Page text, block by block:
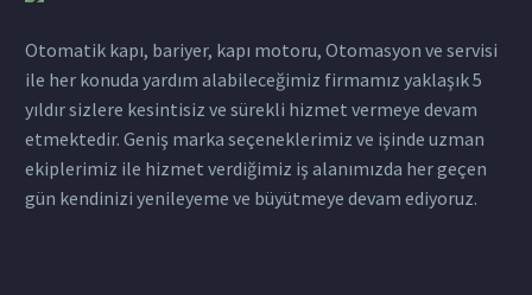
Otomatik kapı, bariyer, kapı motoru, Otomasyon ve servisi
ile her konuda yardım alabileceğimiz firmamız yaklaşık 5
yıldır sizlere kesintisiz ve sürekli hizmet vermeye devam
etmektedir. Geniş marka seçeneklerimiz ve işinde uzman
ekiplerimiz ile hizmet verdiğimiz iş alanımızda her geçen
gün kendinizi yenileyeme ve büyütmeye devam ediyoruz.